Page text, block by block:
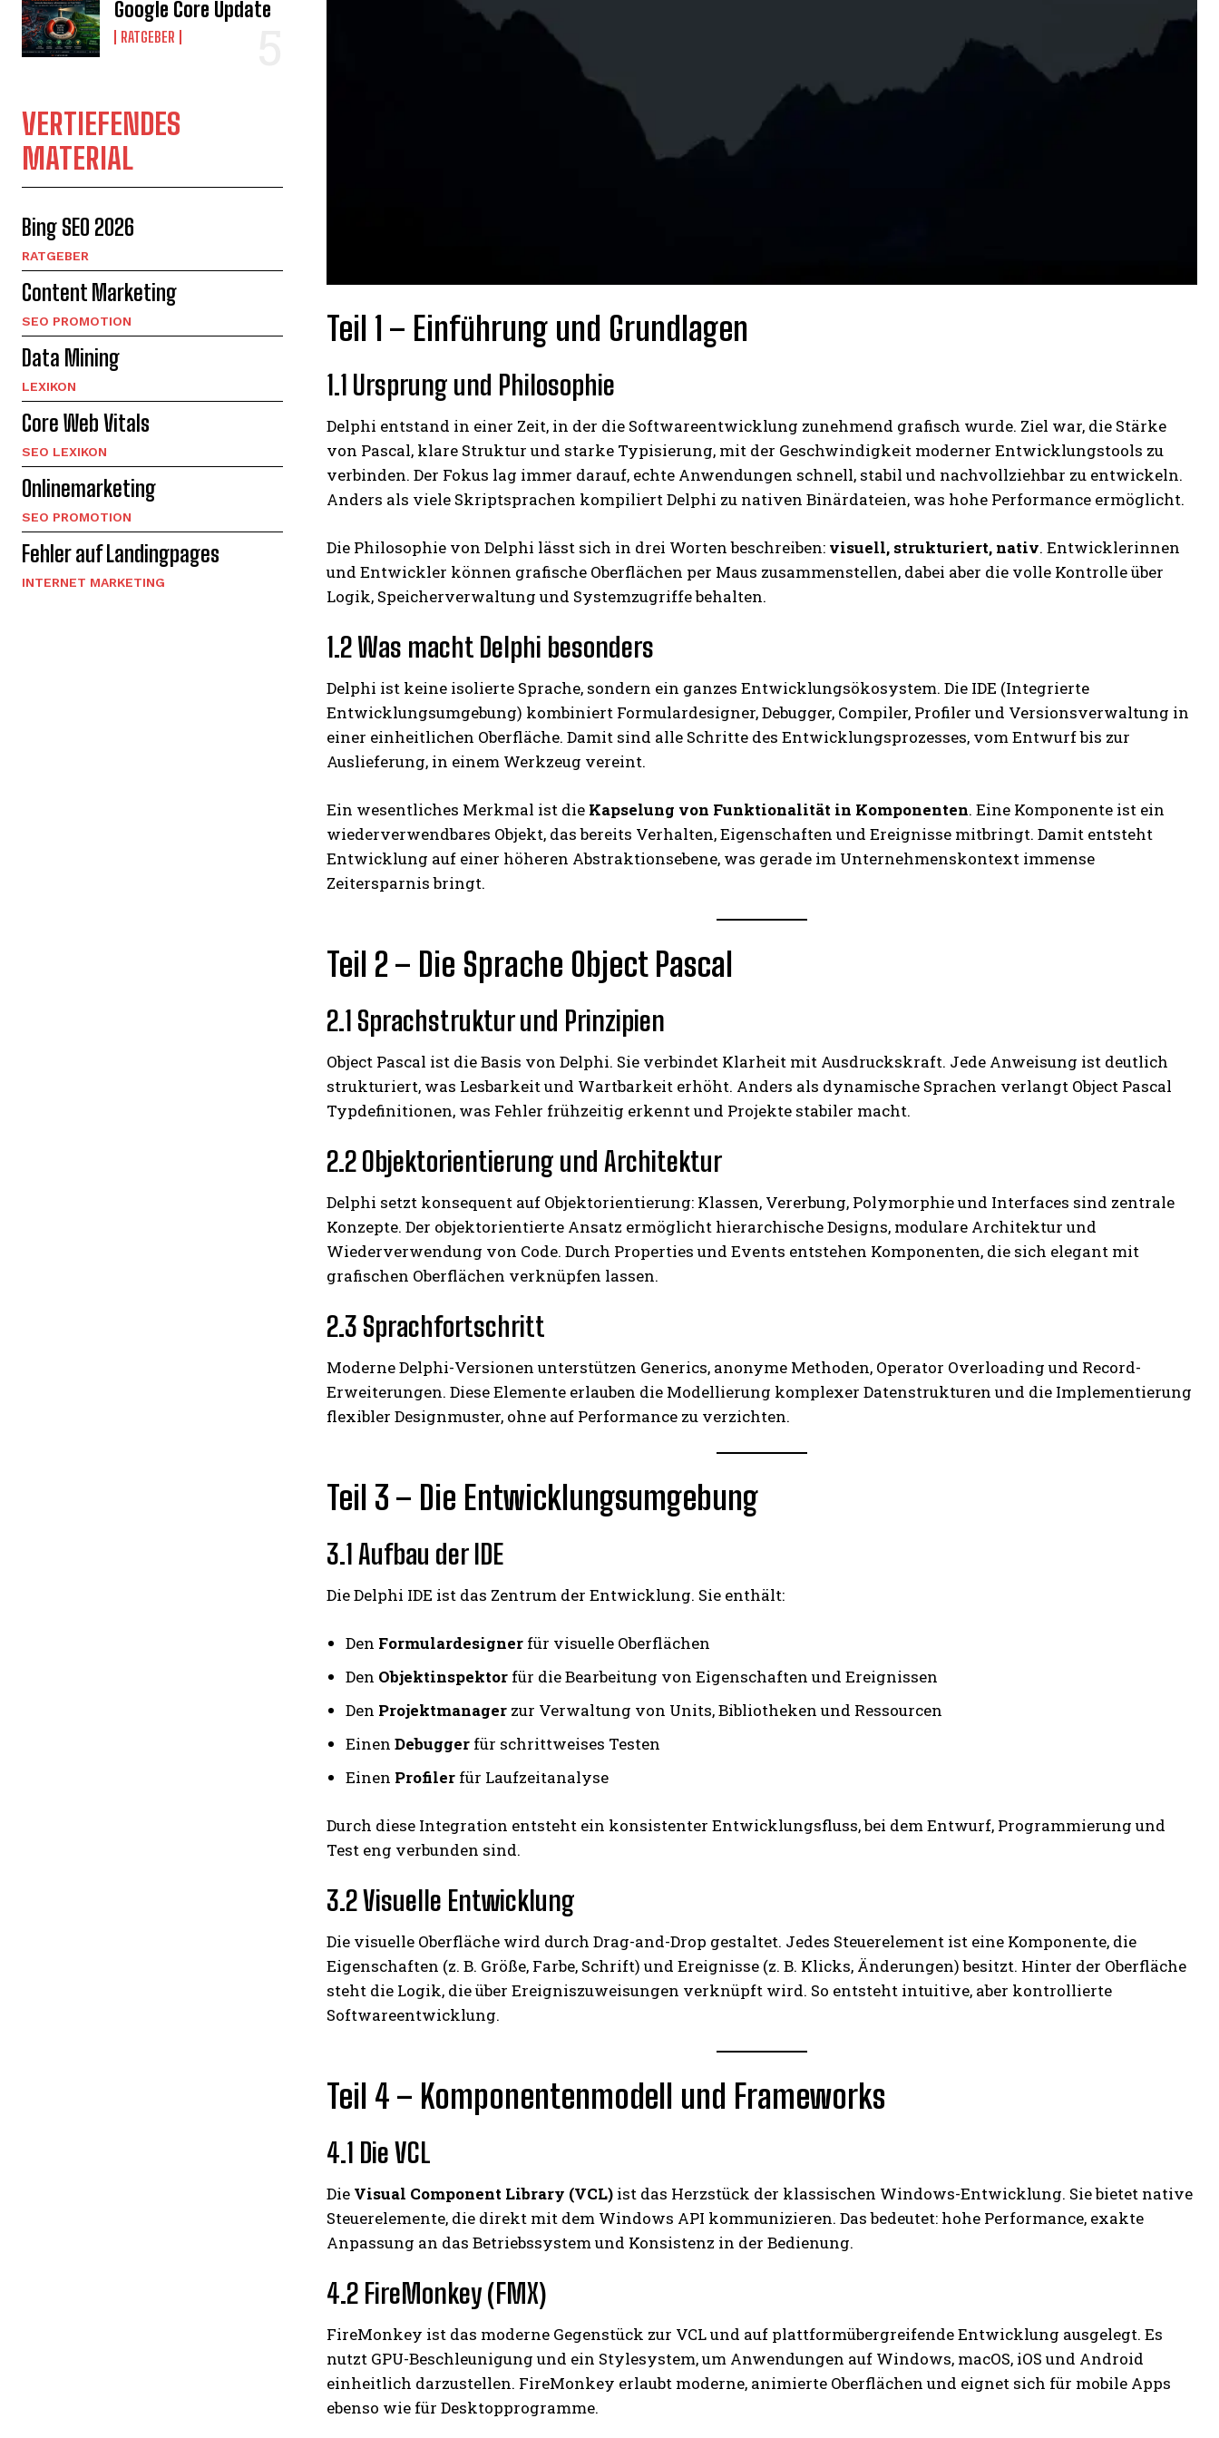
Google Core Update
RATGEBER
VERTIEFENDES
MATERIAL
Bing SEO 2026
RATGEBER
Content Marketing
SEO PROMOTION
Data Mining
LEXIKON
Core Web Vitals
SEO LEXIKON
Onlinemarketing
SEO PROMOTION
Fehler auf Landingpages
INTERNET MARKETING
Teil 1 – Einführung und Grundlagen
1.1 Ursprung und Philosophie
Delphi entstand in einer Zeit, in der die Softwareentwicklung zunehmend grafisch wurde. Ziel war, die Stärke
von Pascal, klare Struktur und starke Typisierung, mit der Geschwindigkeit moderner Entwicklungstools zu
verbinden. Der Fokus lag immer darauf, echte Anwendungen schnell, stabil und nachvollziehbar zu entwickeln.
Anders als viele Skriptsprachen kompiliert Delphi zu nativen Binärdateien, was hohe Performance ermöglicht.
Die Philosophie von Delphi lässt sich in drei Worten beschreiben: visuell, strukturiert, nativ. Entwicklerinnen
und Entwickler können grafische Oberflächen per Maus zusammenstellen, dabei aber die volle Kontrolle über
Logik, Speicherverwaltung und Systemzugriffe behalten.
1.2 Was macht Delphi besonders
Delphi ist keine isolierte Sprache, sondern ein ganzes Entwicklungsökosystem. Die IDE (Integrierte
Entwicklungsumgebung) kombiniert Formulardesigner, Debugger, Compiler, Profiler und Versionsverwaltung in
einer einheitlichen Oberfläche. Damit sind alle Schritte des Entwicklungsprozesses, vom Entwurf bis zur
Auslieferung, in einem Werkzeug vereint.
Ein wesentliches Merkmal ist die Kapselung von Funktionalität in Komponenten. Eine Komponente ist ein
wiederverwendbares Objekt, das bereits Verhalten, Eigenschaften und Ereignisse mitbringt. Damit entsteht
Entwicklung auf einer höheren Abstraktionsebene, was gerade im Unternehmenskontext immense
Zeitersparnis bringt.
Teil 2 – Die Sprache Object Pascal
2.1 Sprachstruktur und Prinzipien
Object Pascal ist die Basis von Delphi. Sie verbindet Klarheit mit Ausdruckskraft. Jede Anweisung ist deutlich
strukturiert, was Lesbarkeit und Wartbarkeit erhöht. Anders als dynamische Sprachen verlangt Object Pascal
Typdefinitionen, was Fehler frühzeitig erkennt und Projekte stabiler macht.
2.2 Objektorientierung und Architektur
Delphi setzt konsequent auf Objektorientierung: Klassen, Vererbung, Polymorphie und Interfaces sind zentrale
Konzepte. Der objektorientierte Ansatz ermöglicht hierarchische Designs, modulare Architektur und
Wiederverwendung von Code. Durch Properties und Events entstehen Komponenten, die sich elegant mit
grafischen Oberflächen verknüpfen lassen.
2.3 Sprachfortschritt
Moderne Delphi-Versionen unterstützen Generics, anonyme Methoden, Operator Overloading und Record-
Erweiterungen. Diese Elemente erlauben die Modellierung komplexer Datenstrukturen und die Implementierung
flexibler Designmuster, ohne auf Performance zu verzichten.
Teil 3 – Die Entwicklungsumgebung
3.1 Aufbau der IDE
Die Delphi IDE ist das Zentrum der Entwicklung. Sie enthält:
Den Formulardesigner für visuelle Oberflächen
Den Objektinspektor für die Bearbeitung von Eigenschaften und Ereignissen
Den Projektmanager zur Verwaltung von Units, Bibliotheken und Ressourcen
Einen Debugger für schrittweises Testen
Einen Profiler für Laufzeitanalyse
Durch diese Integration entsteht ein konsistenter Entwicklungsfluss, bei dem Entwurf, Programmierung und
Test eng verbunden sind.
3.2 Visuelle Entwicklung
Die visuelle Oberfläche wird durch Drag-and-Drop gestaltet. Jedes Steuerelement ist eine Komponente, die
Eigenschaften (z. B. Größe, Farbe, Schrift) und Ereignisse (z. B. Klicks, Änderungen) besitzt. Hinter der Oberfläche
steht die Logik, die über Ereigniszuweisungen verknüpft wird. So entsteht intuitive, aber kontrollierte
Softwareentwicklung.
Teil 4 – Komponentenmodell und Frameworks
4.1 Die VCL
Die Visual Component Library (VCL) ist das Herzstück der klassischen Windows-Entwicklung. Sie bietet native
Steuerelemente, die direkt mit dem Windows API kommunizieren. Das bedeutet: hohe Performance, exakte
Anpassung an das Betriebssystem und Konsistenz in der Bedienung.
4.2 FireMonkey (FMX)
FireMonkey ist das moderne Gegenstück zur VCL und auf plattformübergreifende Entwicklung ausgelegt. Es
nutzt GPU-Beschleunigung und ein Stylesystem, um Anwendungen auf Windows, macOS, iOS und Android
einheitlich darzustellen. FireMonkey erlaubt moderne, animierte Oberflächen und eignet sich für mobile Apps
ebenso wie für Desktopprogramme.